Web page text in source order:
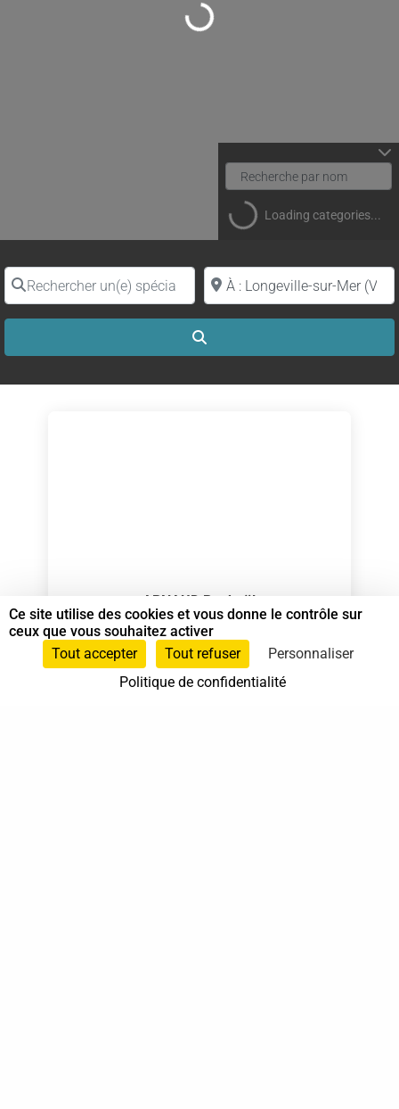
Loading...
Loading categories...
Rechercher un(e) spécialiste par nomProche de (ville ou région)
ARNAUD Raphaël
Spécialiste en Shiatsu RNCP
Spécialiste en Shiatsu
Ce site utilise des cookies et vous donne le contrôle sur
ceux que vous souhaitez activer
Tout accepter
Tout refuser
Personnaliser
Politique de confidentialité